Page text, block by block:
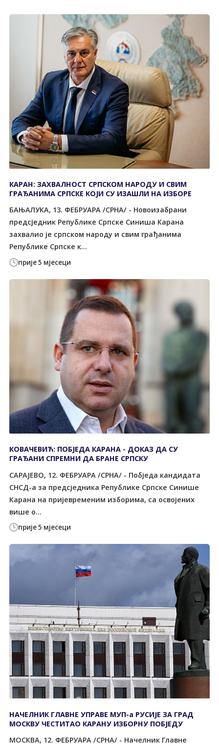
прије 5 мјесеци
КАРАН: ЗАХВАЛНОСТ СРПСКОМ НАРОДУ И СВИМ
ГРАЂАНИМА СРПСКЕ КОЈИ СУ ИЗАШЛИ НА ИЗБОРЕ
БАЊАЛУКА, 13. ФЕБРУАРА /СРНА/ - Новоизабрани
предсједник Републике Српске Синиша Карана
захвалио је српском народу и свим грађанима
Републике Српске к...
прије 5 мјесеци
КОВАЧЕВИЋ: ПОБЈЕДА КАРАНА - ДОКАЗ ДА СУ
ГРАЂАНИ СПРЕМНИ ДА БРАНЕ СРПСКУ
САРАЈЕВО, 12. ФЕБРУАРА /СРНА/ - Побједа кандидата
СНСД-а за предсједника Републике Српске Синише
Карана на пријевременим изборима, са освојених
више о...
НАЧЕЛНИК ГЛАВНЕ УПРАВЕ МУП-а РУСИЈЕ ЗА ГРАД
МОСКВУ ЧЕСТИТАО КАРАНУ ИЗБОРНУ ПОБЈЕДУ
МОСКВА, 12. ФЕБРУАРА /СРНА/ - Начелник Главне